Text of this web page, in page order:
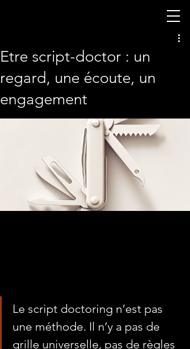
Etre script-doctor : un
regard, une écoute, un
engagement
Le script doctoring n’est pas
une méthode. Il n’y a pas de
grille universelle, pas de règles